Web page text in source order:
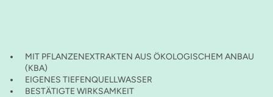
MIT PFLANZENEXTRAKTEN AUS ÖKOLOGISCHEM ANBAU
(KBA)
EIGENES TIEFENQUELLWASSER
BESTÄTIGTE WIRKSAMKEIT